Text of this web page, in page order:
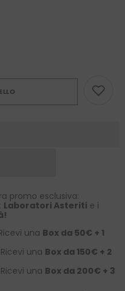
promo esclusiva:
Laboratori Asteriti e i
una Box da 50€ + 1
una Box da 150€ + 2
una Box da 200€ + 3